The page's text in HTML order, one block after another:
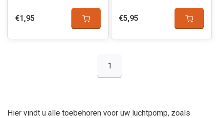
€1,95 €5,95
1
Hier vindt u alle toebehoren voor uw luchtpomp, zoals